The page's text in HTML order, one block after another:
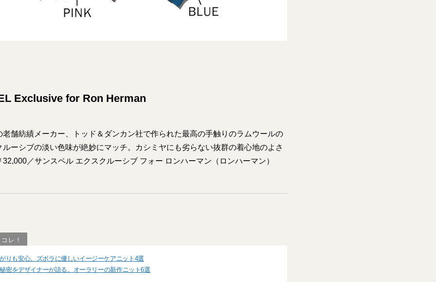
Exclusive for Ron Herman
老舗紡績メーカー、トッド＆ダンカン社で作られた最高の手触りのラムウールの
ルーシブの淡い色味が絶妙にマッチ。カシミヤにも劣らない抜群の着心地のよさ
／サンスペル エクスクルーシブ フォー ロンハーマン（ロンハーマン）
レ！
りも安心。ズボラに優しいイージーケアニット4選
密をデザイナーが語る。オーラリーの新作ニット6選